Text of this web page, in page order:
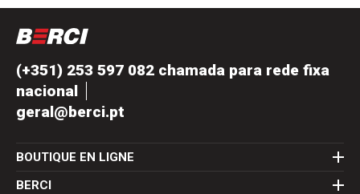
(+351) 253 597 082 chamada para rede fixa
nacional
geral@berci.pt
BOUTIQUE EN LIGNE
BERCI